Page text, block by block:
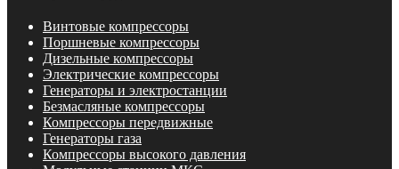
Винтовые компрессоры
Поршневые компрессоры
Дизельные компрессоры
Электрические компрессоры
Генераторы и электростанции
Безмасляные компрессоры
Компрессоры передвижные
Генераторы газа
Компрессоры высокого давления